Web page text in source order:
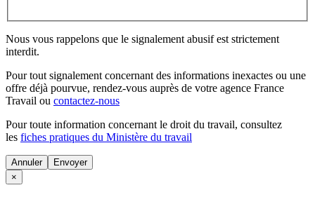
Nous vous rappelons que le signalement abusif est strictement
interdit.
Pour tout signalement concernant des informations inexactes ou une
offre déjà pourvue, rendez-vous auprès de votre agence France
Travail ou contactez-nous
Pour toute information concernant le droit du travail, consultez
les fiches pratiques du Ministère du travail
Annuler
×